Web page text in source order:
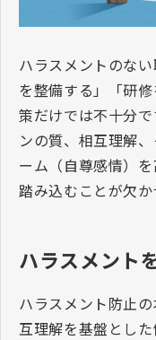
ハラスメントのな
を整備する」「研
策だけでは不十分
ンの質、相互理解
ーム（自尊感情）
踏み込むことが欠か
ハラスメント
ハラスメント防止
互理解を基盤とし